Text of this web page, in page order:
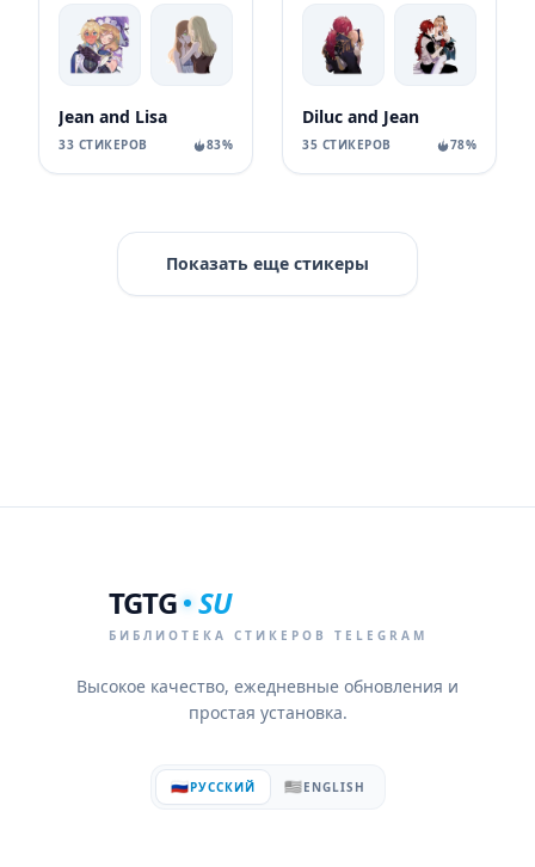
Jean and Lisa
33 СТИКЕРОВ 83%
Diluc and Jean
35 СТИКЕРОВ 78%
Показать еще стикеры
TGTG SU
БИБЛИОТЕКА СТИКЕРОВ TELEGRAM
Высокое качество, ежедневные обновления и
простая установка.
🇷🇺РУССКИЙ 🇺🇸ENGLISH